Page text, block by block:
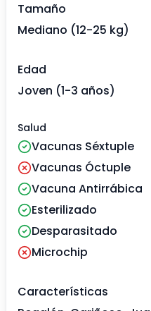
Tamaño
Mediano (12-25 kg)
Edad
Joven (1-3 años)
Salud
Vacunas Séxtuple
Vacunas Óctuple
Vacuna Antirrábica
Esterilizado
Desparasitado
Microchip
Características